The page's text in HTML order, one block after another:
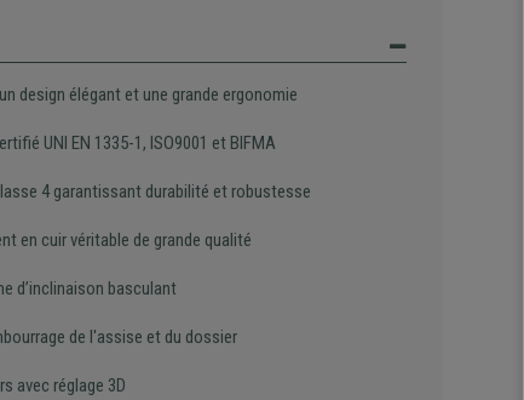
design élégant et une grande ergonomie
UNI EN 1335-1, ISO9001 et BIFMA
4 garantissant durabilité et robustesse
en cuir véritable de grande qualité
d’inclinaison basculant
de l'assise et du dossier
avec réglage 3D